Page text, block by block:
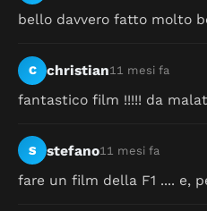
bello davvero fatto molto
C christian11 mesi fa
fantastico film !!!!! da
S stefano11 mesi fa
fare un film della F1 .... e,